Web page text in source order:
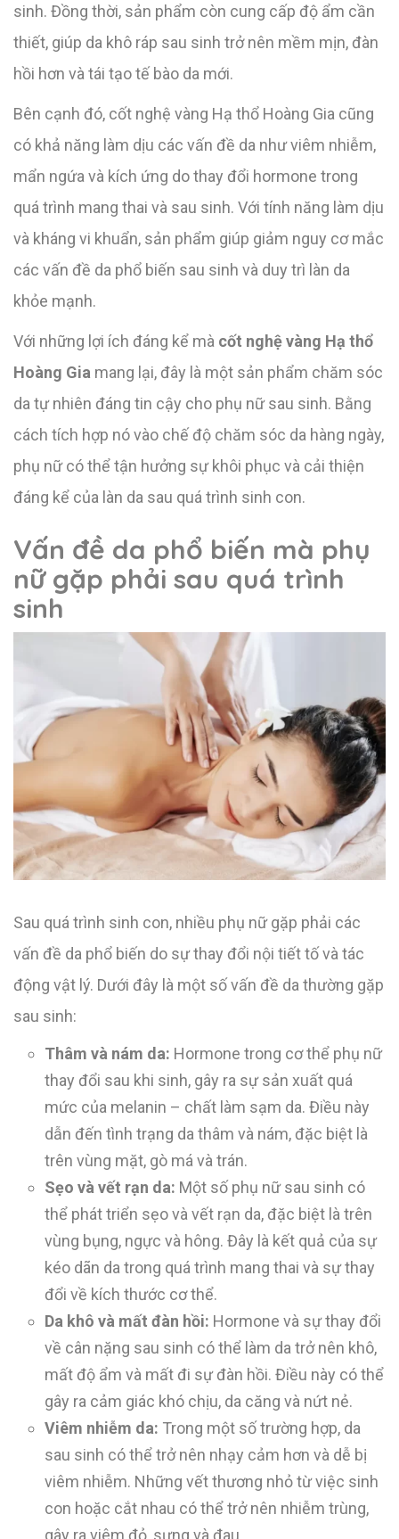
sinh. Đồng thời, sản phẩm còn cung cấp độ ẩm cần
thiết, giúp da khô ráp sau sinh trở nên mềm mịn, đàn
hồi hơn và tái tạo tế bào da mới.
Bên cạnh đó, cốt nghệ vàng Hạ thổ Hoàng Gia cũng
có khả năng làm dịu các vấn đề da như viêm nhiễm,
mẩn ngứa và kích ứng do thay đổi hormone trong
quá trình mang thai và sau sinh. Với tính năng làm dịu
và kháng vi khuẩn, sản phẩm giúp giảm nguy cơ mắc
các vấn đề da phổ biến sau sinh và duy trì làn da
khỏe mạnh.
Với những lợi ích đáng kể mà cốt nghệ vàng Hạ thổ
Hoàng Gia mang lại, đây là một sản phẩm chăm sóc
da tự nhiên đáng tin cậy cho phụ nữ sau sinh. Bằng
cách tích hợp nó vào chế độ chăm sóc da hàng ngày,
phụ nữ có thể tận hưởng sự khôi phục và cải thiện
đáng kể của làn da sau quá trình sinh con.
Vấn đề da phổ biến mà phụ
nữ gặp phải sau quá trình
sinh
Sau quá trình sinh con, nhiều phụ nữ gặp phải các
vấn đề da phổ biến do sự thay đổi nội tiết tố và tác
động vật lý. Dưới đây là một số vấn đề da thường gặp
sau sinh:
Thâm và nám da: Hormone trong cơ thể phụ nữ
thay đổi sau khi sinh, gây ra sự sản xuất quá
mức của melanin – chất làm sạm da. Điều này
dẫn đến tình trạng da thâm và nám, đặc biệt là
trên vùng mặt, gò má và trán.
Sẹo và vết rạn da: Một số phụ nữ sau sinh có
thể phát triển sẹo và vết rạn da, đặc biệt là trên
vùng bụng, ngực và hông. Đây là kết quả của sự
kéo dãn da trong quá trình mang thai và sự thay
đổi về kích thước cơ thể.
Da khô và mất đàn hồi: Hormone và sự thay đổi
về cân nặng sau sinh có thể làm da trở nên khô,
mất độ ẩm và mất đi sự đàn hồi. Điều này có thể
gây ra cảm giác khó chịu, da căng và nứt nẻ.
Viêm nhiễm da: Trong một số trường hợp, da
sau sinh có thể trở nên nhạy cảm hơn và dễ bị
viêm nhiễm. Những vết thương nhỏ từ việc sinh
con hoặc cắt nhau có thể trở nên nhiễm trùng,